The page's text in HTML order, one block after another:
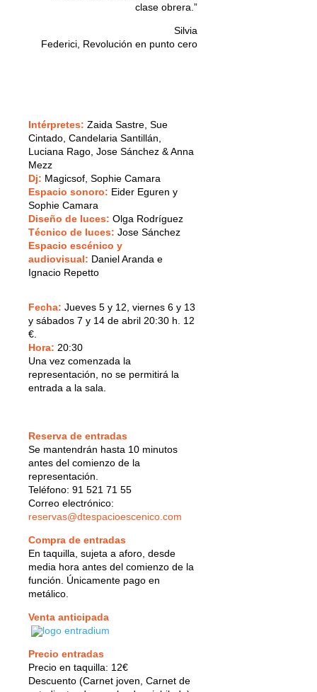
clase obrera.”
Silvia
Federici, Revolución en punto cero
Intérpretes: Zaida Sastre, Sue
Cintado, Candelaria Santillán,
Luciana Rago, Jose Sánchez & Anna
Mezz
Dj: Magicsof, Sophie Camara
Espacio sonoro: Eider Eguren y
Sophie Camara
Diseño de luces: Olga Rodríguez
Técnico de luces: Jose Sánchez
Espacio escénico y
audiovisual: Daniel Aranda e
Ignacio Repetto
Fecha: Jueves 5 y 12, viernes 6 y 13
y sábados 7 y 14 de abril 20:30 h. 12
€.
Hora: 20:30
Una vez comenzada la
representación, no se permitirá la
entrada a la sala.
Reserva de entradas
Se mantendrán hasta 10 minutos
antes del comienzo de la
representación.
Teléfono: 91 521 71 55
Correo electrónico:
reservas@dtespacioescenico.com
Compra de entradas
En taquilla, sujeta a aforo, desde
media hora antes del comienzo de la
función. Únicamente pago en
metálico.
Venta anticipada
Precio entradas
Precio en taquilla: 12€
Descuento (Carnet joven, Carnet de